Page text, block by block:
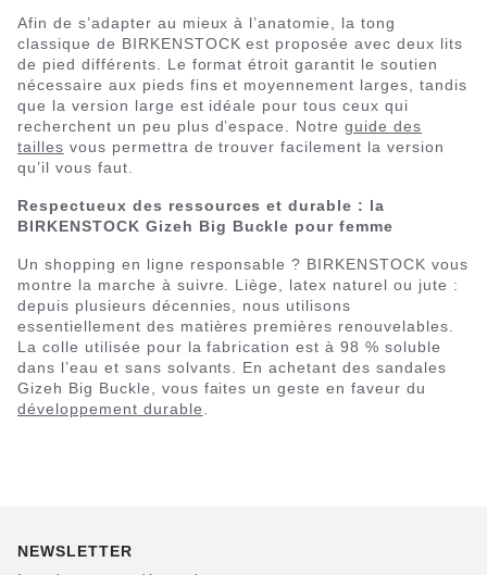
Afin de s’adapter au mieux à l’anatomie, la tong
classique de BIRKENSTOCK est proposée avec deux lits
de pied différents. Le format étroit garantit le soutien
nécessaire aux pieds fins et moyennement larges, tandis
que la version large est idéale pour tous ceux qui
recherchent un peu plus d’espace. Notreguide des
tailles vous permettra de trouver facilement la version
qu’il vous faut.
Respectueux des ressources et durable : la
BIRKENSTOCK Gizeh Big Buckle pour femme
Un shopping en ligne responsable ? BIRKENSTOCK vous
montre la marche à suivre. Liège, latex naturel ou jute :
depuis plusieurs décennies, nous utilisons
essentiellement des matières premières renouvelables.
La colle utilisée pour la fabrication est à 98 % soluble
dans l’eau et sans solvants. En achetant des sandales
Gizeh Big Buckle, vous faites un geste en faveur du
développement durable
NEWSLETTER